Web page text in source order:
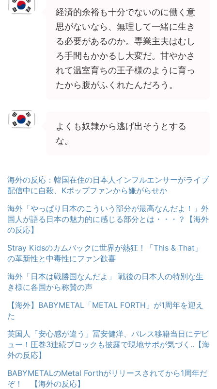
経済的余裕も十分でないのに働く意
思がないなら、無理して一緒に生き
る必要があるのか。専業主夫はむし
ろ手間もかかるし大変だ。甘やかさ
れて温室育ちの王子様のように育っ
たから腹がふくれたんだろう。
よくも奴隷から逃げ出そうとする
な。
海外の反応：韓国在住の日本人インフルエンサーがライブ
配信中に自殺、Kポップファンから嫌がらせか
海外「やっぱり日本のこういう部分が最高なんだよ！」外
国人が語る日本の魅力的に感じる部分とは・・・？【海外
の反応】
Stray Kidsのカムバックに世界が熱狂！「This & That」
の革新性と中毒性にファン歓喜
海外「日本は戦勝国なんだよ」 戦後の日本人の特別な生
き様に各国から称賛の声
【海外】BABYMETAL「METAL FORTH」が1周年を迎え
た
英国人「安心感が違う」冨安健洋、パレス移籍当日にデビ
ュー！圧巻3連続ブロックも披露で現地サポが気づく..【海
外の反応】
BABYMETALのMetal Forthがリリースされてから1周年だ
ぞ！ 【海外の反応】